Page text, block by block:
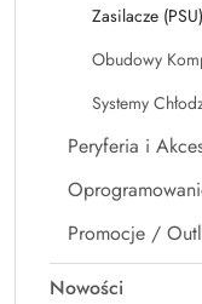
Zasilacze (PSU)
Obudowy
Systemy
Peryferia i
Promocje /
Nowości